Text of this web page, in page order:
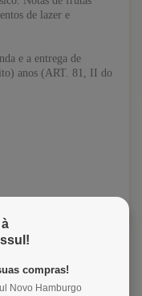
de lazer e
e a entrega de
anos (ART. 81, II do
compras!
Novo Hamburgo